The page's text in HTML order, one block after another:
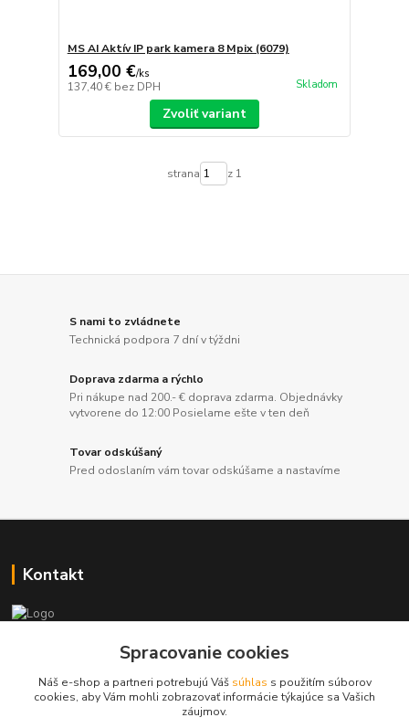
MS AI Aktív IP park kamera 8 Mpix (6079)
169,00 €/ks
137,40 € bez DPH Skladom
Zvoliť variant
strana z 1
S nami to zvládnete
Technická podpora 7 dní v týždni
Doprava zdarma a rýchlo
Pri nákupe nad 200.- € doprava zdarma. Objednávky
vytvorene do 12:00 Posielame ešte v ten deň
Tovar odskúšaný
Pred odoslaním vám tovar odskúšame a nastavíme
Kontakt
+421 917 869 471, +421 917 817 905
info@monitorrs.com
Spracovanie cookies
Náš e-shop a partneri potrebujú Váš súhlas s použitím súborov
cookies, aby Vám mohli zobrazovať informácie týkajúce sa Vašich
záujmov.